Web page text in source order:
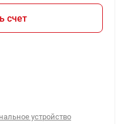
счет
устройство